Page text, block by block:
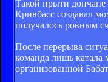
Такой прыти
Кривбасс создавал
получалось ровным
После перерыва
команда лишь катала
организованной